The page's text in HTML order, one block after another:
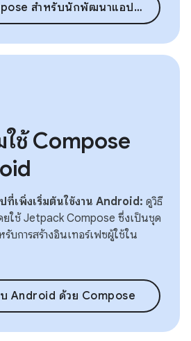
สำหรับนักพัฒนาแอป Android
ใช้ Compose
เพิ่งเริ่มต้นใช้งาน Android: ดูวิธี
ยใช้ Jetpack Compose ซึ่งเป็นชุด
บการสร้างอินเทอร์เฟซผู้ใช้ใน
Android ด้วย Compose